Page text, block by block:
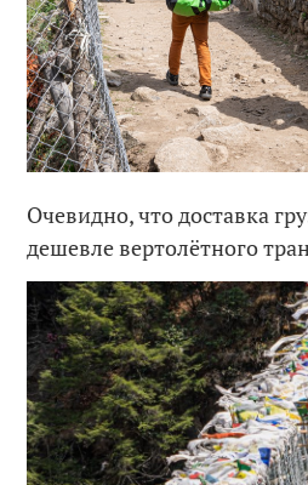
Очевидно, что доставка
дешевле вертолётного